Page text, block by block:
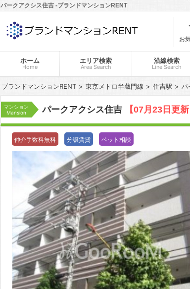
パークアクシス住吉 -ブランドマンションRENT
お
ホーム
Home
エリア検索
Area Search
沿線検索
Line Search
ブランドマンションRENT 東京メトロ半蔵門線 住吉駅 パ
マンション
Mansion
パークアクシス住吉 【07月23日更新
仲介手数料無料 分譲賃貸 ペット相談